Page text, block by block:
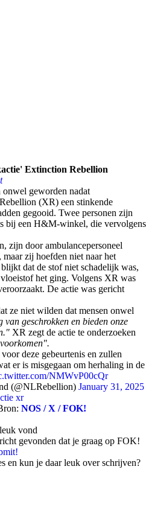
Extinction Rebellion
geworden nadat
(XR) een stinkende
gegooid. Twee personen zijn
bij een H&M-winkel, die vervolgens
zijn door ambulancepersoneel
zij hoefden niet naar het
dat de stof niet schadelijk was,
het ging. Volgens XR was
De actie was gericht
ze niet wilden dat mensen onwel
van geschrokken en bieden onze
XR zegt de actie te onderzoeken
deze gebeurtenis en zullen
er is misgegaan om herhaling in de
NMWvP00cQr
(@NLRebellion) January 31, 2025
xr
NOS / X / FOK!
vond
gevonden dat je graag op FOK!
en kun je daar leuk over schrijven?